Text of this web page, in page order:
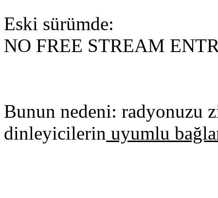
Eski sürümde:
NO FREE STREAM
Bunun nedeni: radyonuzu
dinleyicilerin uyumlu